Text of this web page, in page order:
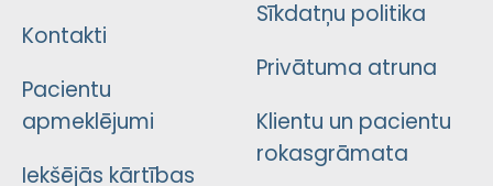
Kontakti
Pacientu
apmeklējumi
Iekšējās kārtības
Sīkdatņu politika
Privātuma atruna
Klientu un pacientu
rokasgrāmata